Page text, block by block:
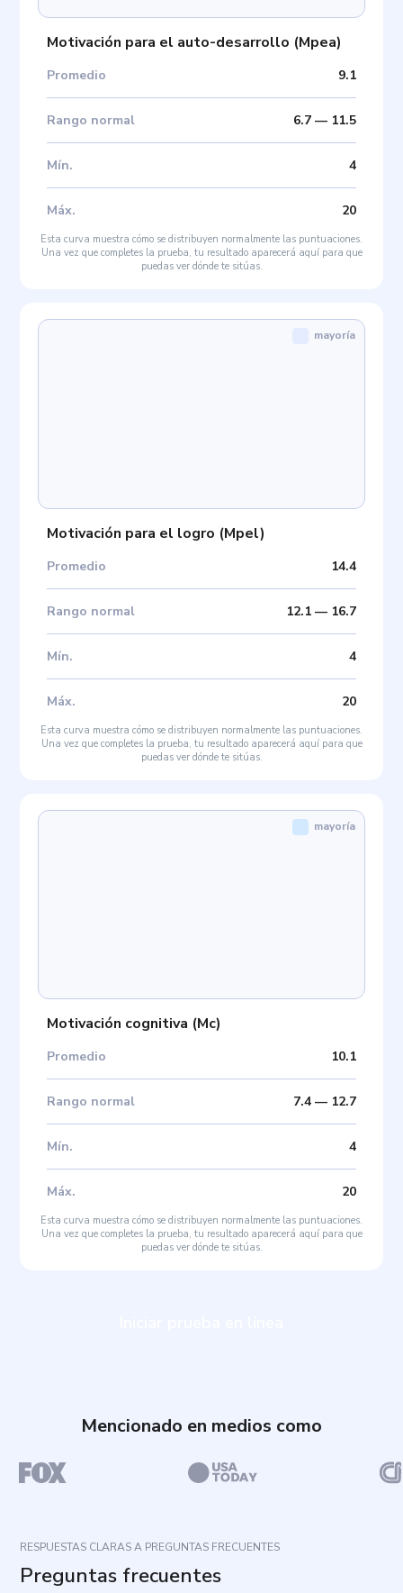
Motivación para el auto-desarrollo (Mpea)
Promedio 9.1
Rango normal 6.7— 11.5
Mín. 4
Máx. 20
Esta curva muestra cómo se distribuyen normalmente las puntuaciones.
Una vez que completes la prueba, tu resultado aparecerá aquí para que
puedas ver dónde te sitúas.
Motivación para el logro (Mpel)
Promedio 14.4
Rango normal 12.1— 16.7
Mín. 4
Máx. 20
mayoría
Esta curva muestra cómo se distribuyen normalmente las puntuaciones.
Una vez que completes la prueba, tu resultado aparecerá aquí para que
puedas ver dónde te sitúas.
Motivación cognitiva (Mc)
Promedio 10.1
Rango normal 7.4— 12.7
Mín. 4
Máx. 20
mayoría
Esta curva muestra cómo se distribuyen normalmente las puntuaciones.
Una vez que completes la prueba, tu resultado aparecerá aquí para que
puedas ver dónde te sitúas.
Mencionado en medios como
RESPUESTAS CLARAS A PREGUNTAS FRECUENTES
Preguntas frecuentes